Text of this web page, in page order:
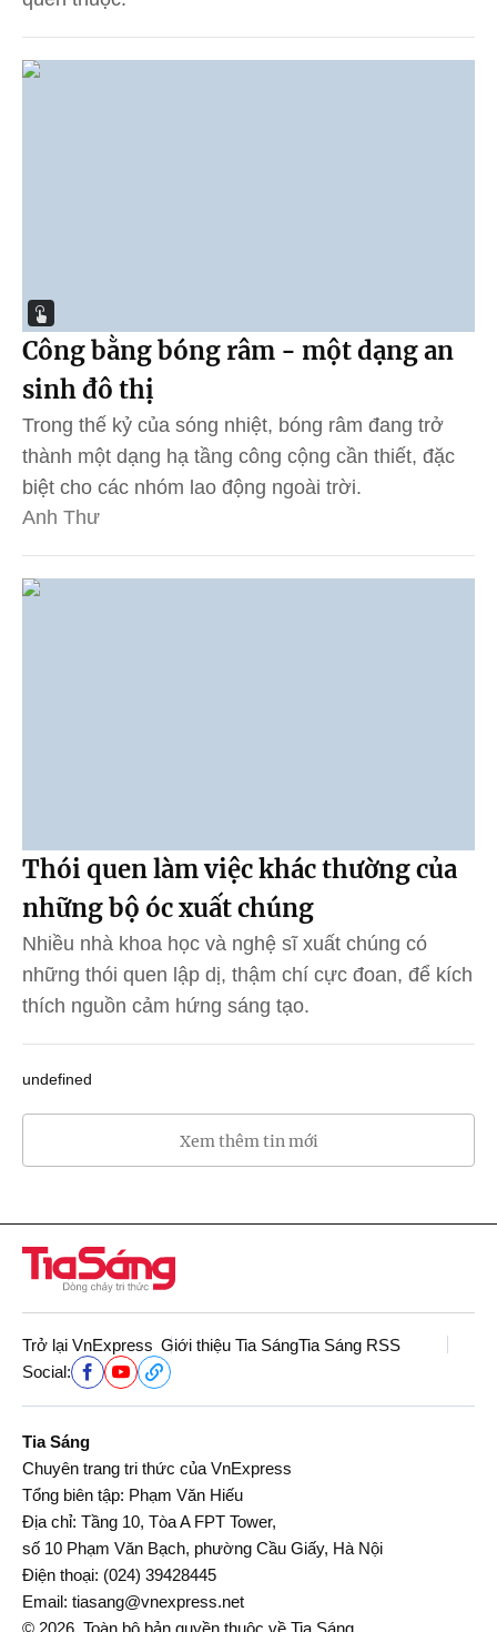
Công bằng bóng râm - một dạng an
sinh đô thị
Trong thế kỷ của sóng nhiệt, bóng râm đang trở
thành một dạng hạ tầng công cộng cần thiết, đặc
biệt cho các nhóm lao động ngoài trời.
Anh Thư
Thói quen làm việc khác thường của
những bộ óc xuất chúng
Nhiều nhà khoa học và nghệ sĩ xuất chúng có
những thói quen lập dị, thậm chí cực đoan, để kích
thích nguồn cảm hứng sáng tạo.
undefined
Xem thêm tin mới
Trở lại VnExpress Giới thiệu Tia SángTia Sáng RSS
Social:
Tia Sáng
Chuyên trang tri thức của VnExpress
Tổng biên tập: Phạm Văn Hiếu
Địa chỉ: Tầng 10, Tòa A FPT Tower,
số 10 Phạm Văn Bạch, phường Cầu Giấy, Hà Nội
Điện thoại: (024) 39428445
Email: tiasang@vnexpress.net
© 2026. Toàn bộ bản quyền thuộc về Tia Sáng